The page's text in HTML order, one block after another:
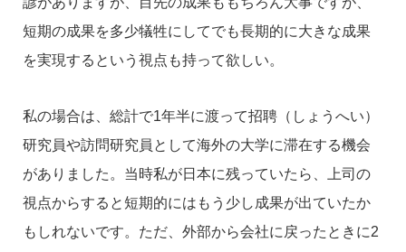
短期の成果を多少犠牲にしてでも長期的に大きな成果
を実現するという視点も持って欲しい。
私の場合は、総計で1年半に渡って招聘（しょうへい）
研究員や訪問研究員として海外の大学に滞在する機会
がありました。当時私が日本に残っていたら、上司の
視点からすると短期的にはもう少し成果が出ていたか
もしれないです。ただ、外部から会社に戻ったときに2